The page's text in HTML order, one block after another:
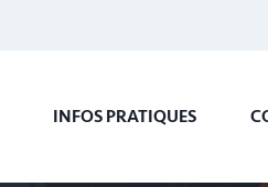
INFOS PRATIQUES